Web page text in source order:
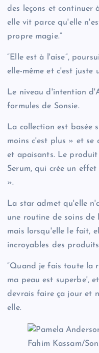
des leçons et continuer
elle vit parce qu'elle
propre magie.”
“Elle est à l'aise”,
elle-même et c'est juste
Le niveau d'intention
formules de Sonsie.
La collection est basée
moins c'est plus » et
et apaisants. Le
Serum, qui crée un
».
La star admet qu'elle
une routine de soins de
mais lorsqu'elle le fait,
incroyables des
“Quand je fais toute la
ma peau est superbe',
devrais faire ça jour et
elle.